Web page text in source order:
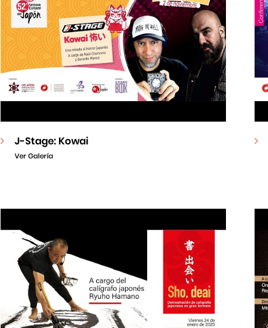
J-Stage: Kowai
Ver Galería